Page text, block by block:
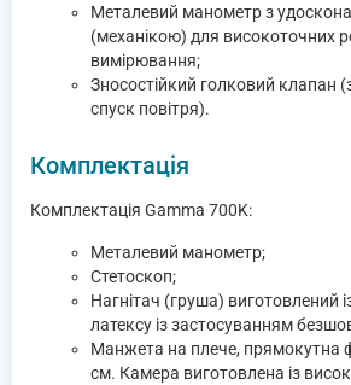
Металевий манометр з
(механікою) для високоточних
вимірювання;
Зносостійкий голковий клапан
спуск повітря).
Комплектація
Комплектація Gamma 700K:
Металевий манометр;
Стетоскоп;
Нагнітач (груша) виготовлений
латексу із застосуванням
Манжета на плече, прямокутна
см. Камера виготовлена ​​із